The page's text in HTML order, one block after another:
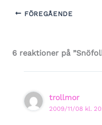
FÖREGÅENDE
6 reaktioner på
trollmor
2009/11/08 kl.